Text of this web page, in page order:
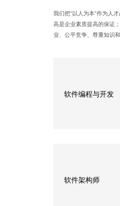
我们把“以人为本”作为人
高是企业素质提高的保证
业、公平竞争、尊重知识
软件编程与开发
软件架构师